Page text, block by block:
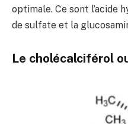
optimale. Ce sont l’acide
de sulfate et la
Le cholécalciférol